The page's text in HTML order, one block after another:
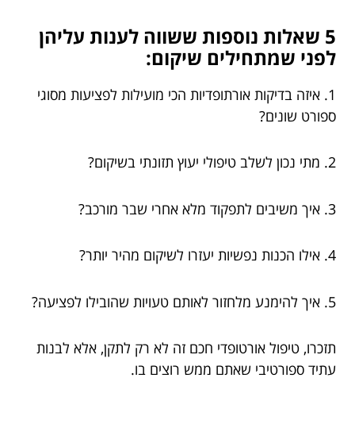
5 שאלות נוספות ששווה לענות עליהן
לפני שמתחילים שיקום:
1. איזה בדיקות אורתופדיות הכי מועילות לפציעות מסוגי
ספורט שונים?
2. מתי נכון לשלב טיפולי יעוץ תזונתי בשיקום?
3. איך משיבים לתפקוד מלא אחרי שבר מורכב?
4. אילו הכנות נפשיות יעזרו לשיקום מהיר יותר?
5. איך להימנע מלחזור לאותם טעויות שהובילו לפציעה?
תזכרו, טיפול אורטופדי חכם זה לא רק לתקן, אלא לבנות
עתיד ספורטיבי שאתם ממש רוצים בו.